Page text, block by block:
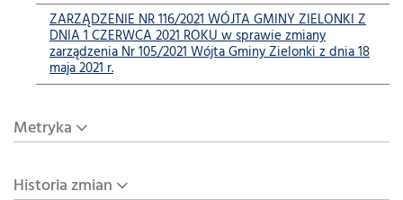
ZARZĄDZENIE NR 116/2021 WÓJTA GMINY ZIELONKI Z
DNIA 1 CZERWCA 2021 ROKU w sprawie zmiany
zarządzenia Nr 105/2021 Wójta Gminy Zielonki z dnia 18
maja 2021 r.
Metryka
Historia zmian